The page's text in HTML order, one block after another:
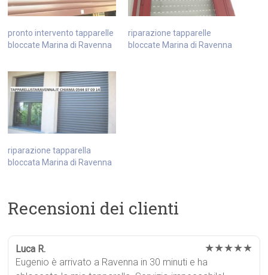
pronto intervento tapparelle
bloccate Marina di Ravenna
riparazione tapparelle
bloccate Marina di Ravenna
riparazione tapparella
bloccata Marina di Ravenna
Recensioni dei clienti
Luca R. ★★★★★
Eugenio è arrivato a Ravenna in 30 minuti e ha